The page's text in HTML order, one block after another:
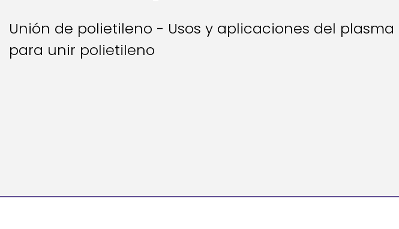
Unión de polietileno - Usos y aplicaciones del plasma
para unir polietileno